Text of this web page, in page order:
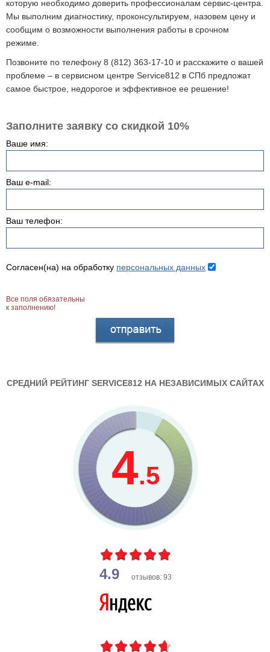
которую необходимо доверить профессионалам сервис-центра.
Мы выполним диагностику, проконсультируем, назовем цену и
сообщим о возможности выполнения работы в срочном
режиме.
Позвоните по телефону 8 (812) 363-17-10 и расскажите о вашей
проблеме – в сервисном центре Service812 в СПб предложат
самое быстрое, недорогое и эффективное ее решение!
Заполните заявку со скидкой 10%
Ваше имя:
Ваш e-mail:
Ваш телефон:
Согласен(на) на обработку персональных данных
Все поля обязательны
к заполнению!
СРЕДНИЙ РЕЙТИНГ SERVICE812 НА НЕЗАВИСИМЫХ САЙТАХ
4.5
4.9 отзывов: 93